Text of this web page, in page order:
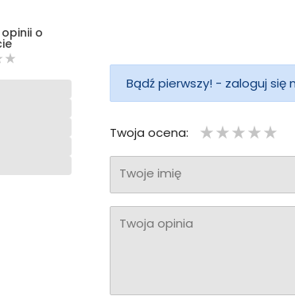
o
Bądź pierwszy! - zaloguj
Twoja ocena:
Twoje imię
Twoja opinia